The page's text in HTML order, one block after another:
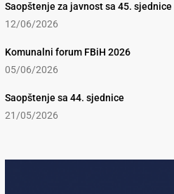
Saopštenje za javnost sa 45. sjednice
12/06/2026
Komunalni forum FBiH 2026
05/06/2026
Saopštenje sa 44. sjednice
21/05/2026